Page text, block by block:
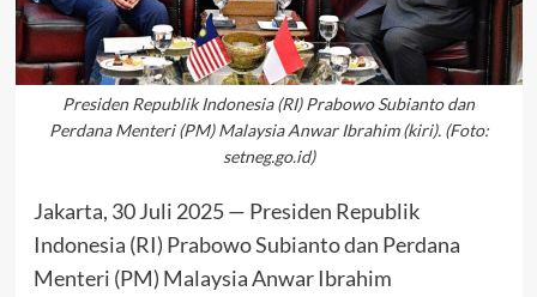
Presiden Republik Indonesia (RI) Prabowo Subianto dan
Perdana Menteri (PM) Malaysia Anwar Ibrahim (kiri). (Foto:
setneg.go.id)
Jakarta, 30 Juli 2025 — Presiden Republik
Indonesia (RI) Prabowo Subianto dan Perdana
Menteri (PM) Malaysia Anwar Ibrahim